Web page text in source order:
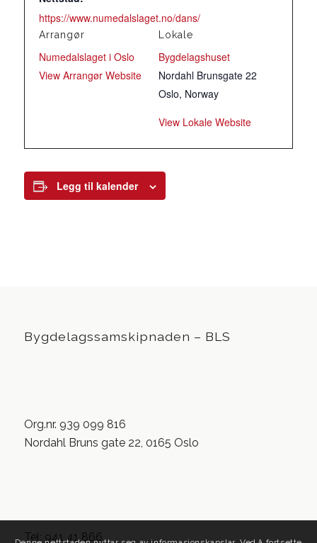
https://www.numedalslaget.no/dans/
Lokale
Bygdelagshuset
Nordahl Brunsgate 22
Oslo, Norway
View Lokale Website
Arrangør
Numedalslaget i Oslo
View Arrangør Website
Legg til kalender
Bygdelagssamskipnaden – BLS
Org.nr. 939 099 816
Nordahl Bruns gate 22, 0165 Oslo
Tel: 941 41 866